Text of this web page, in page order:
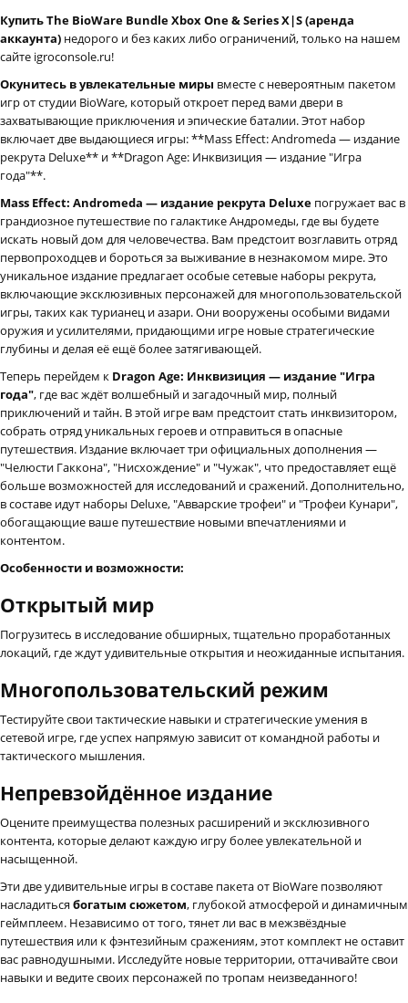
Купить The BioWare Bundle Xbox One & Series X|S (аренда
аккаунта) недорого и без каких либо ограничений, только на нашем
сайте igroconsole.ru!
Окунитесь в увлекательные миры вместе с невероятным пакетом
игр от студии BioWare, который откроет перед вами двери в
захватывающие приключения и эпические баталии. Этот набор
включает две выдающиеся игры: **Mass Effect: Andromeda — издание
рекрута Deluxe** и **Dragon Age: Инквизиция — издание "Игра
года"**.
Mass Effect: Andromeda — издание рекрута Deluxe погружает вас в
грандиозное путешествие по галактике Андромеды, где вы будете
искать новый дом для человечества. Вам предстоит возглавить отряд
первопроходцев и бороться за выживание в незнакомом мире. Это
уникальное издание предлагает особые сетевые наборы рекрута,
включающие эксклюзивных персонажей для многопользовательской
игры, таких как турианец и азари. Они вооружены особыми видами
оружия и усилителями, придающими игре новые стратегические
глубины и делая её ещё более затягивающей.
Теперь перейдем к Dragon Age: Инквизиция — издание "Игра
года", где вас ждёт волшебный и загадочный мир, полный
приключений и тайн. В этой игре вам предстоит стать инквизитором,
собрать отряд уникальных героев и отправиться в опасные
путешествия. Издание включает три официальных дополнения —
"Челюсти Гаккона", "Нисхождение" и "Чужак", что предоставляет ещё
больше возможностей для исследований и сражений. Дополнительно,
в составе идут наборы Deluxe, "Авварские трофеи" и "Трофеи Кунари",
обогащающие ваше путешествие новыми впечатлениями и
контентом.
Особенности и возможности:
Открытый мир
Погрузитесь в исследование обширных, тщательно проработанных
локаций, где ждут удивительные открытия и неожиданные испытания.
Многопользовательский режим
Тестируйте свои тактические навыки и стратегические умения в
сетевой игре, где успех напрямую зависит от командной работы и
тактического мышления.
Непревзойдённое издание
Оцените преимущества полезных расширений и эксклюзивного
контента, которые делают каждую игру более увлекательной и
насыщенной.
Эти две удивительные игры в составе пакета от BioWare позволяют
насладиться богатым сюжетом, глубокой атмосферой и динамичным
геймплеем. Независимо от того, тянет ли вас в межзвёздные
путешествия или к фэнтезийным сражениям, этот комплект не оставит
вас равнодушными. Исследуйте новые территории, оттачивайте свои
навыки и ведите своих персонажей по тропам неизведанного!